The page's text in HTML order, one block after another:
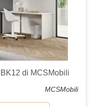
di MCSMobili
MCSMobili